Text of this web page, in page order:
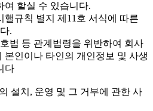
여 할실 수 있습니다.
핼규칙 별지 제11호 서식에 따른
.
법 등 관계법령을 위반하여 회사
본인이나 타인의 개인정보 및 사생
다
설치, 운영 및 그 거부에 관한 사